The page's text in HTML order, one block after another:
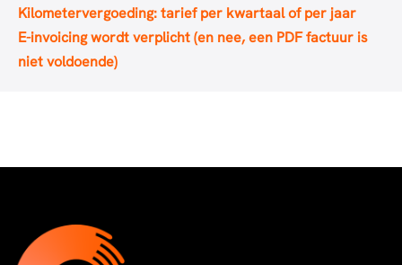
Kilometervergoeding: tarief per kwartaal of per jaar
E-invoicing wordt verplicht (en nee, een PDF factuur is
niet voldoende)